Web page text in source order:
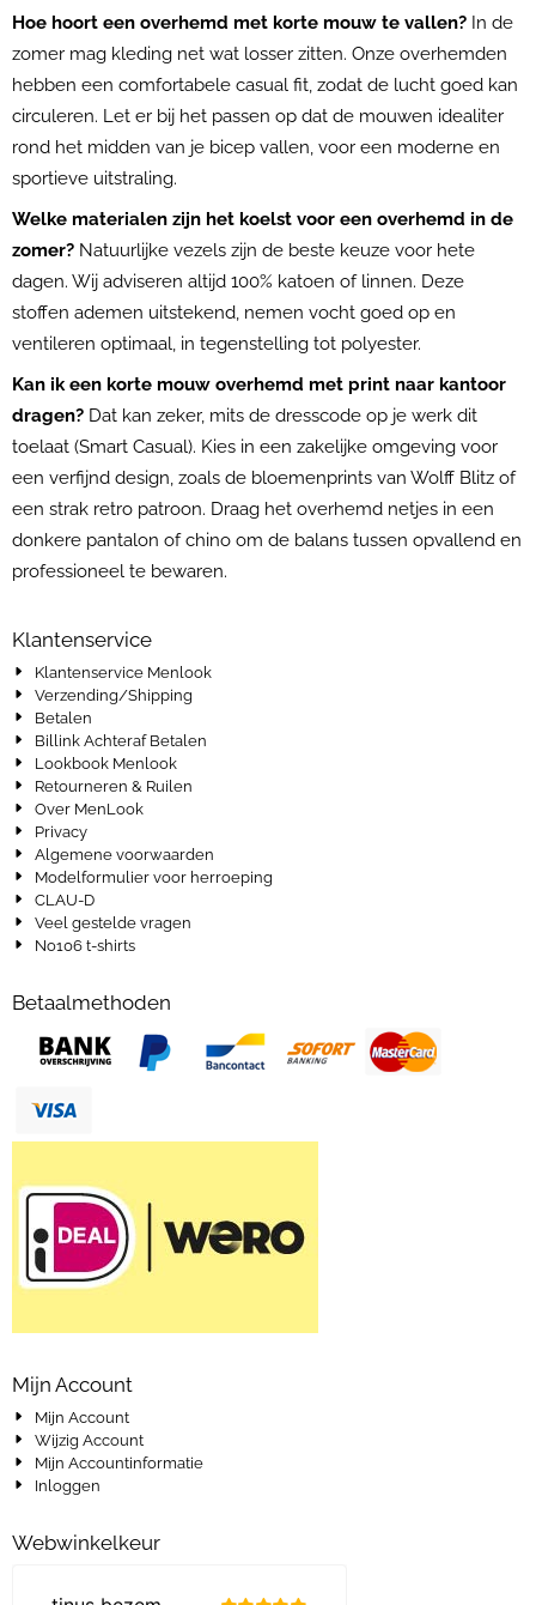
Hoe hoort een overhemd met korte mouw te vallen? In de
zomer mag kleding net wat losser zitten. Onze overhemden
hebben een comfortabele casual fit, zodat de lucht goed kan
circuleren. Let er bij het passen op dat de mouwen idealiter
rond het midden van je bicep vallen, voor een moderne en
sportieve uitstraling.
Welke materialen zijn het koelst voor een overhemd in de
zomer? Natuurlijke vezels zijn de beste keuze voor hete
dagen. Wij adviseren altijd 100% katoen of linnen. Deze
stoffen ademen uitstekend, nemen vocht goed op en
ventileren optimaal, in tegenstelling tot polyester.
Kan ik een korte mouw overhemd met print naar kantoor
dragen? Dat kan zeker, mits de dresscode op je werk dit
toelaat (Smart Casual). Kies in een zakelijke omgeving voor
een verfijnd design, zoals de bloemenprints van Wolff Blitz of
een strak retro patroon. Draag het overhemd netjes in een
donkere pantalon of chino om de balans tussen opvallend en
professioneel te bewaren.
Klantenservice
Klantenservice Menlook
Verzending/Shipping
Betalen
Billink Achteraf Betalen
Lookbook Menlook
Retourneren & Ruilen
Over MenLook
Privacy
Algemene voorwaarden
Modelformulier voor herroeping
CLAU-D
Veel gestelde vragen
No106 t-shirts
Betaalmethoden
Mijn Account
Mijn Account
Wijzig Account
Mijn Accountinformatie
Inloggen
Webwinkelkeur